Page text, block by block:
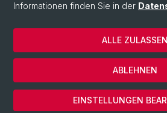
Datenschutzerklärung
Philosophisch-Historische Fakultät
Informationen finden Sie in der
EINSTELLUNGEN
ABLEHNEN
ALLE ZULASSEN